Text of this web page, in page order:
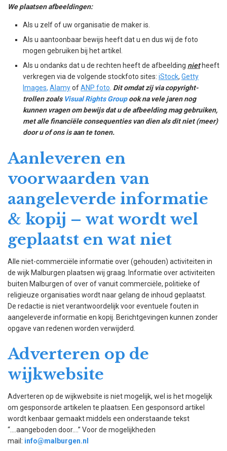
We plaatsen afbeeldingen:
Als u zelf of uw organisatie de maker is.
Als u aantoonbaar bewijs heeft dat u en dus wij de foto
mogen gebruiken bij het artikel.
Als u ondanks dat u de rechten heeft de afbeelding nietheeft
verkregen via de volgende stockfoto sites: iStock, Getty
Images, AlamyofANP foto Dit omdat zij via copyright-
trollen zoals Visual Rights Groupook na vele jaren nog
kunnen vragen om bewijs dat u de afbeelding mag gebruiken,
met alle financiële consequenties van dien als dit niet (meer)
door u of ons is aan te tonen.
Aanleveren en
voorwaarden van
aangeleverde informatie
& kopij – wat wordt wel
geplaatst en wat niet
Alle niet-commerciële informatie over (gehouden) activiteiten in
de wijk Malburgen plaatsen wij graag. Informatie over activiteiten
buiten Malburgen of over of vanuit commerciële, politieke of
religieuze organisaties wordt naar gelang de inhoud geplaatst.
De redactie is niet verantwoordelijk voor eventuele fouten in
aangeleverde informatie en kopij. Berichtgevingen kunnen zonder
opgave van redenen worden verwijderd.
Adverteren op de
wijkwebsite
Adverteren op de wijkwebsite is niet mogelijk, wel is het mogelijk
om gesponsorde artikelen te plaatsen. Een gesponsord artikel
wordt kenbaar gemaakt middels een onderstaande tekst
“….aangeboden door….” Voor de mogelijkheden
mail: info@malburgen.nl